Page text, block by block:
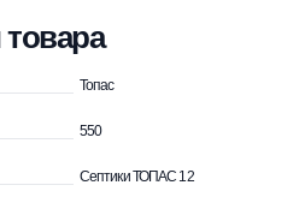
товара
Топас
550
Септики ТОПАС 12